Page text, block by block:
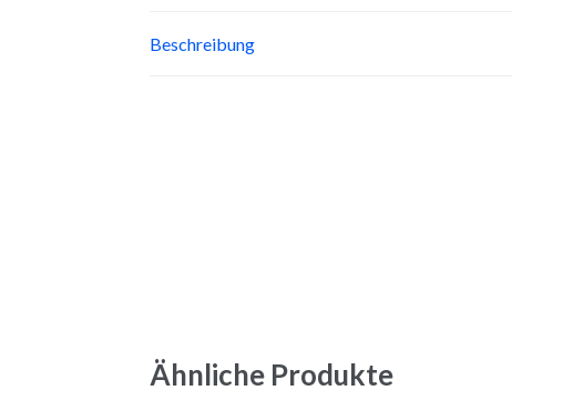
Beschreibung
Ähnliche Produkte